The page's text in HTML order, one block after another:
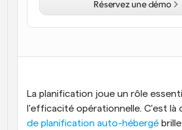
Blog
Réunions instantanées
Rencontrez des clients en
La planification joue un rôle
l'efficacité opérationnelle. C'est là
de planification auto-hébergé
Réservez une démo